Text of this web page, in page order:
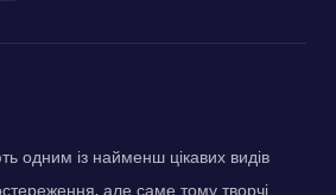
одним із найменш цікавих видів